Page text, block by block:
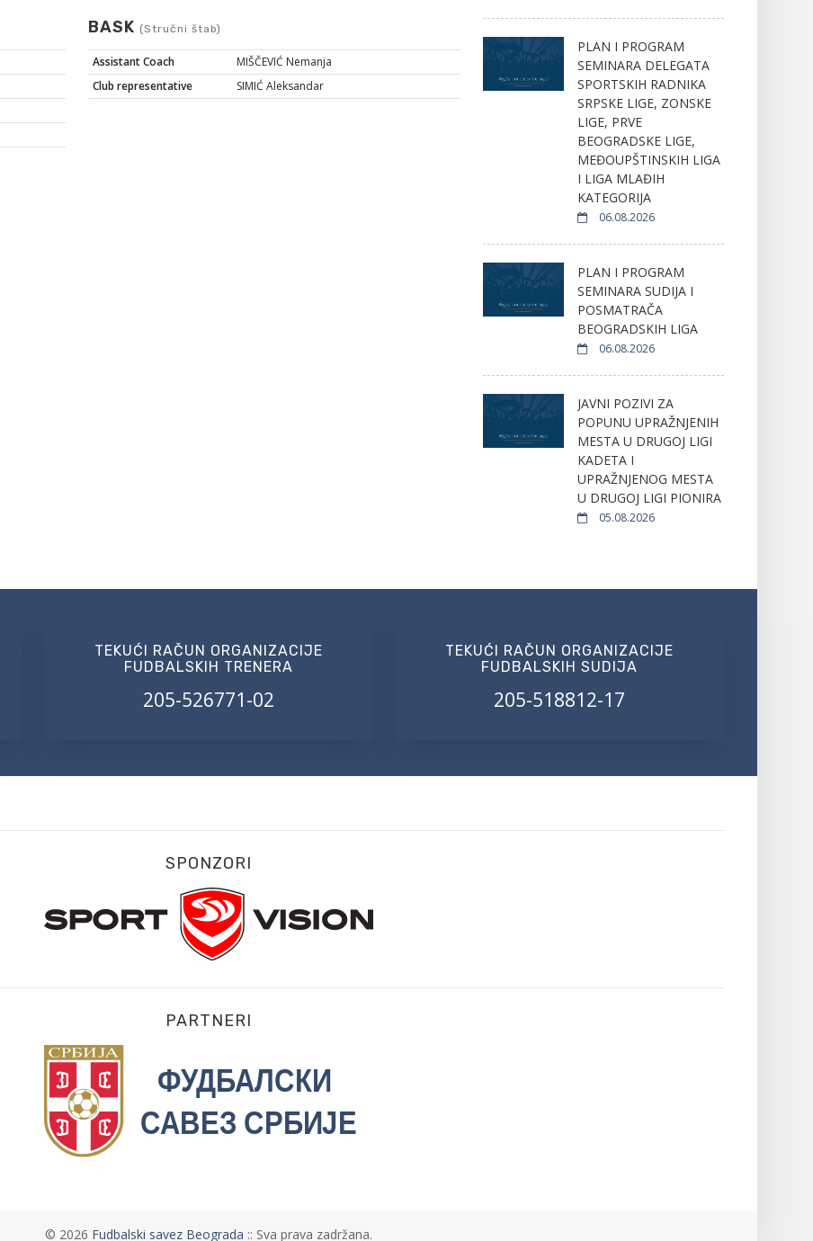
BASK (Stručni štab)
Assistant Coach
MIŠČEVIĆ Nemanja
Club representative
SIMIĆ Aleksandar
PLAN I PROGRAM
SEMINARA DELEGATA
SPORTSKIH RADNIKA
SRPSKE LIGE, ZONSKE
LIGE, PRVE
BEOGRADSKE LIGE,
MEĐOUPŠTINSKIH LIGA
I LIGA MLAĐIH
KATEGORIJA
06.08.2026
PLAN I PROGRAM
SEMINARA SUDIJA I
POSMATRAČA
BEOGRADSKIH LIGA
06.08.2026
JAVNI POZIVI ZA
POPUNU UPRAŽNJENIH
MESTA U DRUGOJ LIGI
KADETA I
UPRAŽNJENOG MESTA
U DRUGOJ LIGI PIONIRA
05.08.2026
TEKUĆI RAČUN ORGANIZACIJE
FUDBALSKIH TRENERA
205-526771-02
TEKUĆI RAČUN ORGANIZACIJE
FUDBALSKIH SUDIJA
205-518812-17
SPONZORI
PARTNERI
© 2026 Fudbalski savez Beograda :: Sva prava zadržana.